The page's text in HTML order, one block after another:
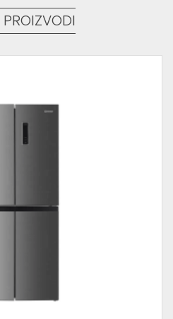
PROIZVODI